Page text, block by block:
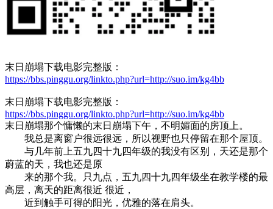
末日崩塌下载电影完整版：
https://bbs.pinggu.org/linkto.php?url=http://suo.im/kg4bb
末日崩塌下载电影完整版：
https://bbs.pinggu.org/linkto.php?url=http://suo.im/kg4bb
末日崩塌那个慵懒的末日崩塌下午，不明媚面的房顶上。
我总是离窗户很远很远，所以视野也只停留在那个屋顶。
与几年前上五九四十九四年级的我没有区别，天还是那个
蔚蓝的天，我也还是原
来的那个我。只九点，五九四十九四年级坐在教学楼的最
高层，离天的距离很近 很近，
近到触手可得的阳光，优雅的落在肩头。